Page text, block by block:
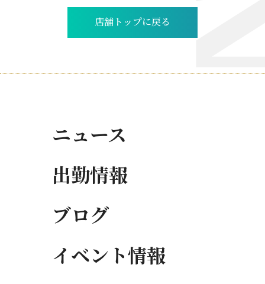
店舗トップに戻る
ニュース
出勤情報
ブログ
イベント情報